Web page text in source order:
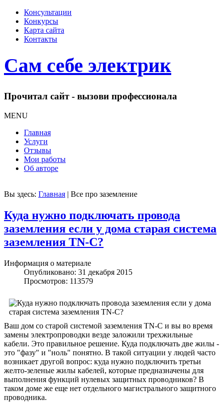
Консультации
Конкурсы
Карта сайта
Контакты
Сам себе электрик
Прочитал сайт - вызови профессионала
MENU
Главная
Услуги
Отзывы
Мои работы
Об авторе
Вы здесь: Главная | Все про заземление
Куда нужно подключать провода
заземления если у дома старая система
заземления TN-C?
Информация о материале
Опубликовано: 31 декабря 2015
Просмотров: 113579
Ваш дом со старой системой заземления TN-C и вы во время
замены электропроводки везде заложили трехжильные
кабели. Это правильное решение. Куда подключать две жилы -
это "фазу" и "ноль" понятно. В такой ситуации у людей часто
возникает другой вопрос: куда нужно подключить третьи
желто-зеленые жилы кабелей, которые предназначены для
выполнения функций нулевых защитных проводников? В
таком доме же еще нет отдельного магистрального защитного
проводника.